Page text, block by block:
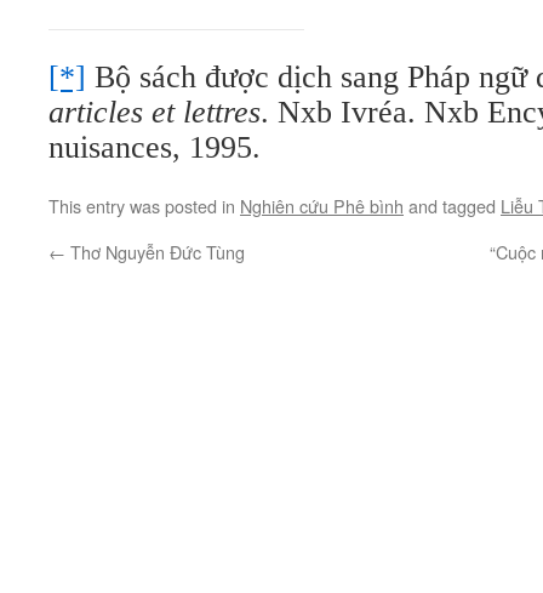
[*] Bộ sách được dịch sang Pháp
articles et lettres. Nxb Ivréa. Nxb
nuisances, 1995.
This entry was posted in Nghiên cứu Phê bình and tagged Liễu
← Thơ Nguyễn Đức Tùng “Cuộc